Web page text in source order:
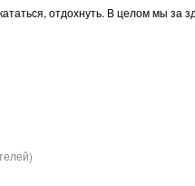
отдохнуть. В целом мы